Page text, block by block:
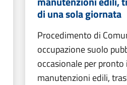
di una sola giornata
Procedimento di
occupazione suolo
occasionale per
manutenzioni edili,